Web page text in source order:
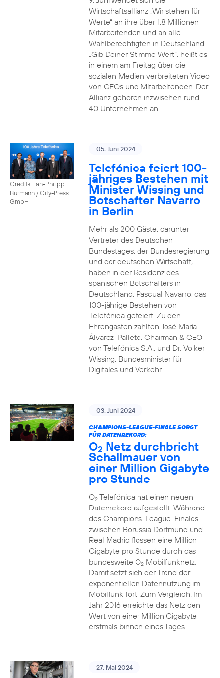
Wirtschaftsallianz „Wir stehen für
Werte“ an ihre über 1,8 Millionen
Mitarbeitenden und an alle
Wahlberechtigten in Deutschland.
„Gib Deiner Stimme Wert“, heißt es
in einem am Freitag über die
sozialen Medien verbreiteten Video
von CEOs und Mitarbeitenden. Der
Allianz gehören inzwischen rund
40 Unternehmen an.
Credits: Jan-Philipp
Burmann / City-Press
GmbH
05. Juni 2024
Telefónica feiert 100-
jähriges Bestehen mit
Minister Wissing und
Botschafter Navarro
in Berlin
Mehr als 200 Gäste, darunter
Vertreter des Deutschen
Bundestages, der Bundesregierung
und der deutschen Wirtschaft,
haben in der Residenz des
spanischen Botschafters in
Deutschland, Pascual Navarro, das
100-jährige Bestehen von
Telefónica gefeiert. Zu den
Ehrengästen zählten José María
Álvarez-Pallete, Chairman & CEO
von Telefónica S.A., und Dr. Volker
Wissing, Bundesminister für
Digitales und Verkehr.
03. Juni 2024
CHAMPIONS-LEAGUE-FINALE SORGT
FÜR DATENREKORD:
O2 Netz durchbricht
Schallmauer von
einer Million Gigabyte
pro Stunde
O2Telefónica hat einen neuen
Datenrekord aufgestellt: Während
des Champions-League-Finales
zwischen Borussia Dortmund und
Real Madrid flossen eine Million
Gigabyte pro Stunde durch das
bundesweite O2Mobilfunknetz.
Damit setzt sich der Trend der
exponentiellen Datennutzung im
Mobilfunk fort. Zum Vergleich: Im
Jahr 2016 erreichte das Netz den
Wert von einer Million Gigabyte
erstmals binnen eines Tages.
27. Mai 2024